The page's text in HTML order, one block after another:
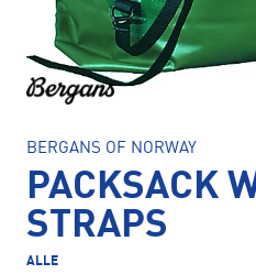
BERGANS OF NORWAY
PACKSACK
STRAPS
ALLE